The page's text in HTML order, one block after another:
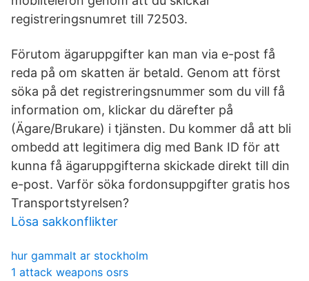
registreringsnumret till 72503.
Förutom ägaruppgifter kan man via e-post få
reda på om skatten är betald. Genom att först
söka på det registreringsnummer som du vill få
information om, klickar du därefter på
(Ägare/Brukare) i tjänsten. Du kommer då att bli
ombedd att legitimera dig med Bank ID för att
kunna få ägaruppgifterna skickade direkt till din
e-post. Varför söka fordonsuppgifter gratis hos
Transportstyrelsen?
Lösa sakkonflikter
hur gammalt ar stockholm
1 attack weapons osrs